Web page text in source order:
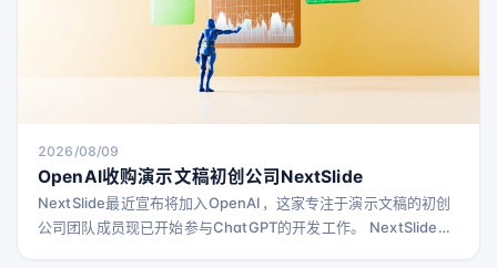
2026/08/09
OpenAI收购演示文稿初创公司NextSlide
NextSlide最近宣布将加入OpenAI，这家专注于演示文稿的初创
公司团队成员现已开始参与ChatGPT的开发工作。 NextSlide官